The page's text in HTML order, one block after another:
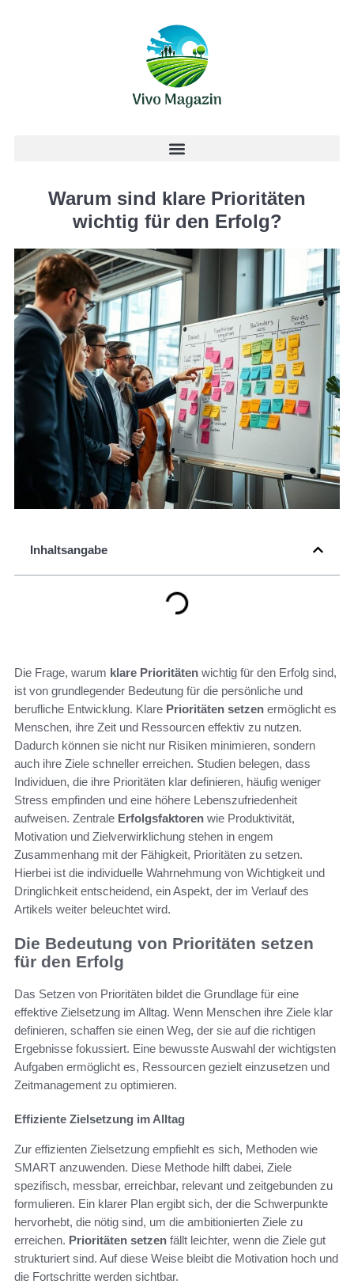
Warum sind klare Prioritäten
wichtig für den Erfolg?
Inhaltsangabe
Die Frage, warum klare Prioritäten wichtig für den Erfolg sind,
ist von grundlegender Bedeutung für die persönliche und
berufliche Entwicklung. Klare Prioritäten setzen ermöglicht es
Menschen, ihre Zeit und Ressourcen effektiv zu nutzen.
Dadurch können sie nicht nur Risiken minimieren, sondern
auch ihre Ziele schneller erreichen. Studien belegen, dass
Individuen, die ihre Prioritäten klar definieren, häufig weniger
Stress empfinden und eine höhere Lebenszufriedenheit
aufweisen. Zentrale Erfolgsfaktoren wie Produktivität,
Motivation und Zielverwirklichung stehen in engem
Zusammenhang mit der Fähigkeit, Prioritäten zu setzen.
Hierbei ist die individuelle Wahrnehmung von Wichtigkeit und
Dringlichkeit entscheidend, ein Aspekt, der im Verlauf des
Artikels weiter beleuchtet wird.
Die Bedeutung von Prioritäten setzen
für den Erfolg
Das Setzen von Prioritäten bildet die Grundlage für eine
effektive Zielsetzung im Alltag. Wenn Menschen ihre Ziele klar
definieren, schaffen sie einen Weg, der sie auf die richtigen
Ergebnisse fokussiert. Eine bewusste Auswahl der wichtigsten
Aufgaben ermöglicht es, Ressourcen gezielt einzusetzen und
Zeitmanagement zu optimieren.
Effiziente Zielsetzung im Alltag
Zur effizienten Zielsetzung empfiehlt es sich, Methoden wie
SMART anzuwenden. Diese Methode hilft dabei, Ziele
spezifisch, messbar, erreichbar, relevant und zeitgebunden zu
formulieren. Ein klarer Plan ergibt sich, der die Schwerpunkte
hervorhebt, die nötig sind, um die ambitionierten Ziele zu
erreichen. Prioritäten setzen fällt leichter, wenn die Ziele gut
strukturiert sind. Auf diese Weise bleibt die Motivation hoch und
die Fortschritte werden sichtbar.